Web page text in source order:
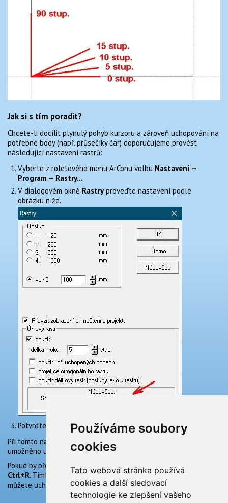
Používáme soubory
cookies
Tato webová stránka používá
cookies a další sledovací
technologie ke zlepšení vašeho
Jak si s tím poradit?
Chcete-li docílit plynulý pohyb kurzoru a zároveň uchopování na
potřebné body (např. průsečíky čar) doporučujeme provést
následující nastavení rastrů:
Vyberte z roletového menu ArConu volbu Nastavení –
Program – Rastry…
V dialogovém okně Rastryproveďte nastavení podle
obrázku níže.
Potvrďte nastavení tlačítkemOK.
Při tomto nastavení zůstane nastaven úhlový rastr a zároveň je
umožněno uchopení na body (ve většině případů).
Pokud by přesto nešlo některý bod uchopit, stiskněte klávesy
Ctrl+R. Tímto se jednorázově vypnou všechny funkce rastru a
můžete uchopit libovolný bod.